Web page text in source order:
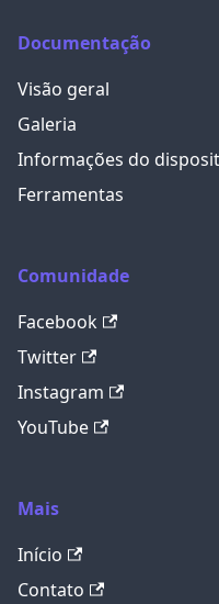
Documentação
Visão geral
Galeria
Informações do
Ferramentas
Comunidade
Facebook
Twitter
Instagram
YouTube
Mais
Início
Contato